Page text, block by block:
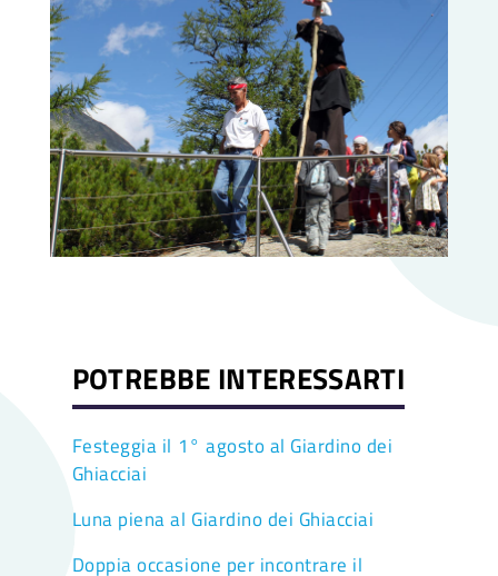
POTREBBE INTERESSARTI
Festeggia il 1° agosto al Giardino dei
Ghiacciai
Luna piena al Giardino dei Ghiacciai
Doppia occasione per incontrare il